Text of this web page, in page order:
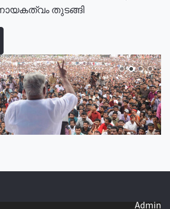
തുടങ്ങി
Admin